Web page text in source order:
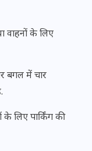
वाहनों के लिए
बगल में चार
लिए पार्किंग की